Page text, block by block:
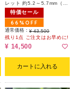
レット 約5.2～5.7mm（ポ
ーチ付）
特価セール
66%OFF
通常価格：¥ 43,500
残り1点 ご注文はお早めに!
¥ 14,500
カートに入れる